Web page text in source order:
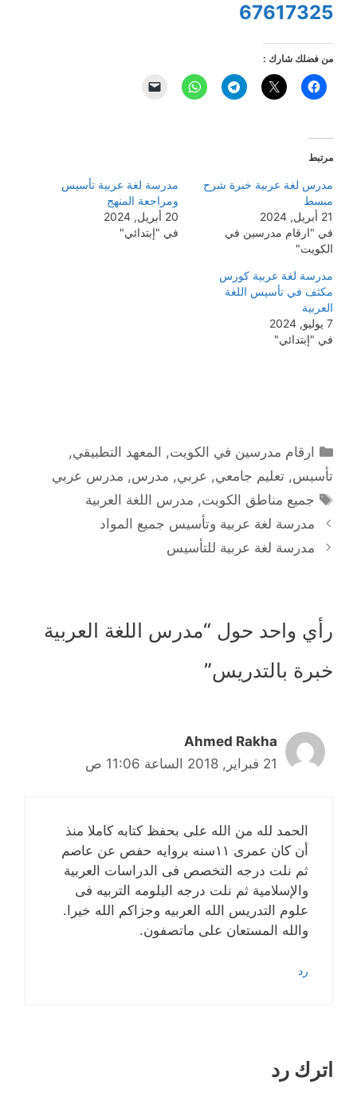
67617325
من فضلك شارك :
مرتبط
مدرس لغة عربية خبرة شرح
مبسط
21 أبريل, 2024
في "ارقام مدرسين في
الكويت"
مدرسة لغة عربية تأسيس
ومراجعة المنهج
20 أبريل, 2024
في "إبتدائي"
مدرسة لغة عربية كورس
مكثف في تأسيس اللغة
العربية
7 يوليو, 2024
في "إبتدائي"
التصنيفات
ارقام مدرسين في الكويت, المعهد التطبيقي,
تأسيس, تعليم جامعي, عربي, مدرس, مدرس عربي
الوسوم
جميع مناطق الكويت, مدرس اللغة العربية
مدرسة لغة عربية وتأسيس جميع المواد
مدرسة لغة عربية للتأسيس
رأي واحد حول “مدرس اللغة العربية
خبرة بالتدريس”
Ahmed Rakha
21 فبراير, 2018 الساعة 11:06 ص
الحمد لله من الله على بحفظ كتابه كاملا منذ
أن كان عمرى ١١سنه بروايه حفص عن عاصم
ثم نلت درجه التخصص فى الدراسات العربية
والإسلامية ثم نلت درجه البلومه التربيه فى
علوم التدريس الله العربيه وجزاكم الله خيرا.
والله المستعان على ماتصفون.
رد
اترك رد